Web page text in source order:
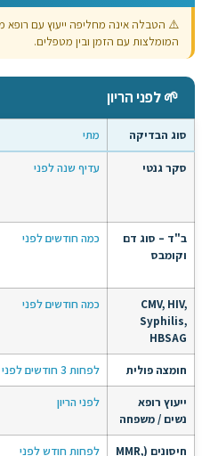
⚠️ הטבלה אינה מחליפה ייעוץ עם רופא
המומלצות עם הזמן ובין מטפלים.
🌱 לפני הריון
סוג הבדיקה מתי
סקר גנטי עדיף שנה לפני
ב"ד – סוג דם
וקומבס
כמה חודשים לפני
CMV, HIV,
Syphilis,
HBSAG
כמה חודשים לפני
חומצה פולית לפחות 3 חודשים לפני
ייעוץ רופא
נשים / משפחה
לפני הריון
חיסונים (MMR,
לפחות חודש לפני